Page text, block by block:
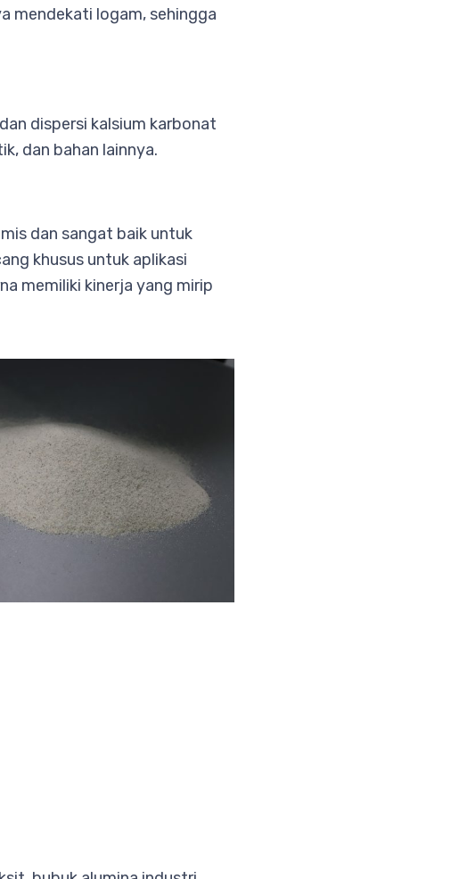
mendekati logam, sehingga
dispersi kalsium karbonat
dan bahan lainnya.
dan sangat baik untuk
khusus untuk aplikasi
memiliki kinerja yang mirip